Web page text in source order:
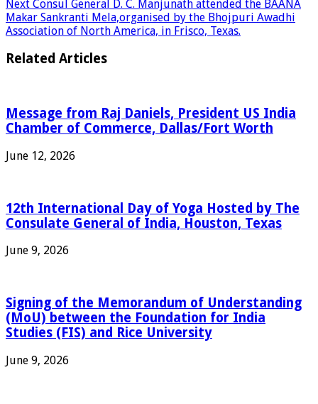
Next Consul General D. C. Manjunath attended the BAANA
Makar Sankranti Mela,organised by the Bhojpuri Awadhi
Association of North America, in Frisco, Texas.
Related Articles
Message from Raj Daniels, President US India
Chamber of Commerce, Dallas/Fort Worth
June 12, 2026
12th International Day of Yoga Hosted by The
Consulate General of India, Houston, Texas
June 9, 2026
Signing of the Memorandum of Understanding
(MoU) between the Foundation for India
Studies (FIS) and Rice University
June 9, 2026